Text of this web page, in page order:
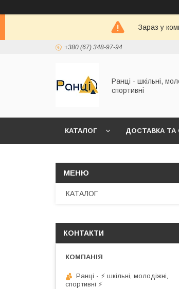
Зараз у
+380 (67) 348-97-94
Ранці - шкільні,
спортивні
КАТАЛОГ ДОСТАВКА ТА
КАТАЛОГ
КОНТАКТИ
Ранці - ⚡ шкільні, молодіжні,
спортивні ⚡